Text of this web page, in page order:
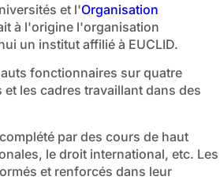
et l'Organisation
à l'origine l'organisation
un institut affilié à EUCLID.
fonctionnaires sur quatre
les cadres travaillant dans des
par des cours de haut
le droit international, etc. Les
et renforcés dans leur